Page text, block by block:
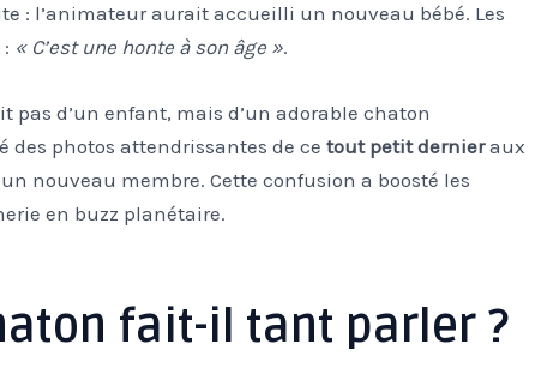
: l’animateur aurait accueilli un nouveau bébé. Les
« C’est une honte à son âge ».
pas d’un enfant, mais d’un adorable chaton
des photos attendrissantes de ce tout petit dernieraux
nouveau membre. Cette confusion a boosté les
en buzz planétaire.
fait-il tant parler ?